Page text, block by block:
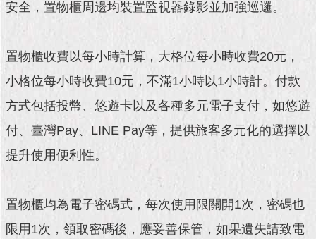
臺
活
主
題
與
互
安全，置物櫃周邊均裝置監視器錄影並加強巡邏。
置物櫃收費以每小時計算，大格位每小時收費20元，
小格位每小時收費10元，不滿1小時以1小時計。付款
方式包括投幣、悠遊卡以及各種多元電子支付，如悠遊
付、臺灣Pay、LINE Pay等，提供旅客多元化的選擇以
提升使用便利性。
置物櫃均為電子密碼式，每次使用限關開1次，密碼也
限用1次，領取密碼後，應妥善保管，如果遺失請致電